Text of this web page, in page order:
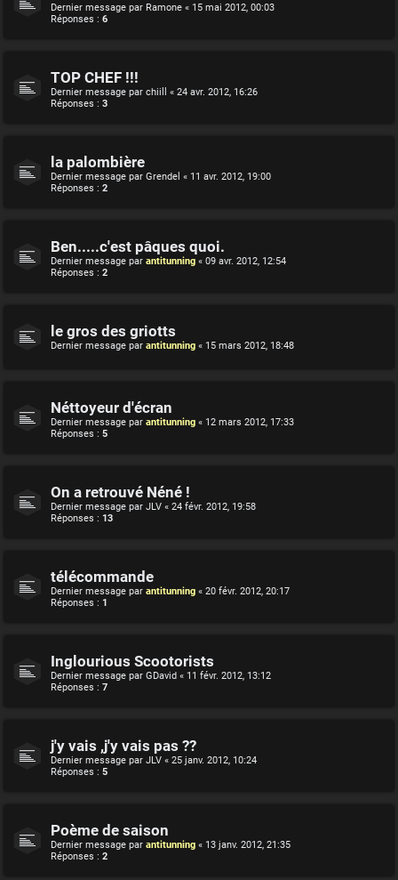
Dernier message par Ramone « 15 mai 2012, 00:03
Réponses : 6
TOP CHEF !!!
Dernier message par chiill « 24 avr. 2012, 16:26
Réponses : 3
la palombière
Dernier message par Grendel « 11 avr. 2012, 19:00
Réponses : 2
Ben.....c'est pâques quoi.
Dernier message par antitunning « 09 avr. 2012, 12:54
Réponses : 2
le gros des griotts
Dernier message par antitunning « 15 mars 2012, 18:48
Néttoyeur d'écran
Dernier message par antitunning « 12 mars 2012, 17:33
Réponses : 5
On a retrouvé Néné !
Dernier message par JLV « 24 févr. 2012, 19:58
Réponses : 13
télécommande
Dernier message par antitunning « 20 févr. 2012, 20:17
Réponses : 1
Inglourious Scootorists
Dernier message par GDavid « 11 févr. 2012, 13:12
Réponses : 7
j'y vais ,j'y vais pas ??
Dernier message par JLV « 25 janv. 2012, 10:24
Réponses : 5
Poème de saison
Dernier message par antitunning « 13 janv. 2012, 21:35
Réponses : 2